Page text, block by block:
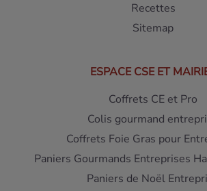
Recettes
Sitemap
ESPACE CSE ET
Coffrets CE et Pro
Colis gourmand
Coffrets Foie Gras pour
Paniers Gourmands Entreprises
Paniers de Noël